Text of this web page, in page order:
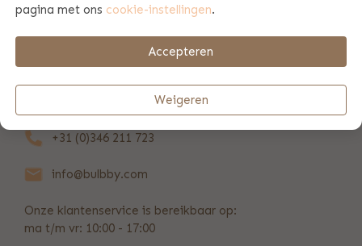
REVIEWS (518)
+31 (0)346 211 723
info@bulbby.com
Onze klantenservice is bereikbaar op:
ma t/m vr: 10:00 - 17:00
pagina met ons cookie-instellingen.
Accepteren
Weigeren